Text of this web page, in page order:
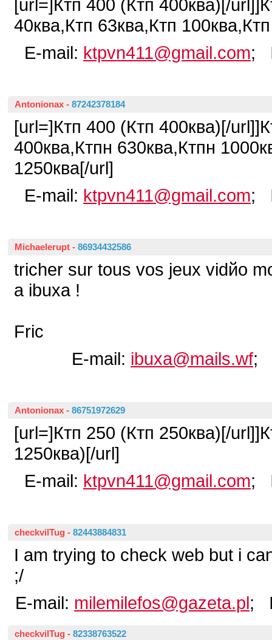
[url=]Ктп 400 (Ктп 400ква)[/
40ква,Ктп 63ква,Ктп
E-mail: ktpvn411@gmail.com;
Antonionax - 87242378184
[url=]Ктп 400 (Ктп 400ква)[/
400ква,Ктпн 630ква,Ктпн
1250ква[/url]
E-mail: ktpvn411@gmail.com;
Michaelerupt - 86934432586
tricher sur tous vos jeux vidйo
а ibuxa !
Fric
E-mail: ibuxa@mails.wf;
Antonionax - 86751972629
[url=]Ктп 250 (Ктп 250ква)[/
1250ква)[/url]
E-mail: ktpvn411@gmail.com;
checkvilTug - 82443884831
I am trying to check web but i
;/
E-mail: milemilefos@gazeta.pl;
checkvilTug - 82338763522